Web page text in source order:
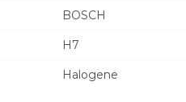
BOSCH
H7
Halogene